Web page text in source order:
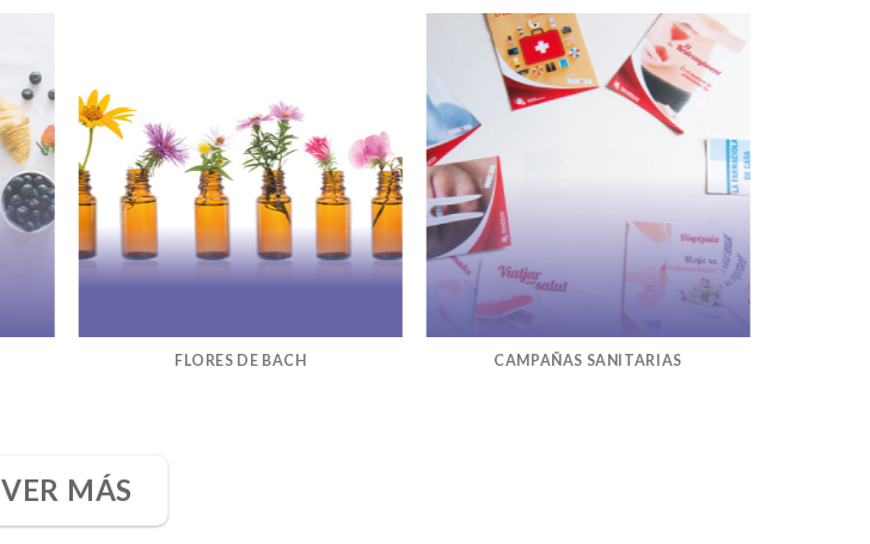
FLORES DE BACH CAMPAÑAS SANITARIAS
VER MÁS